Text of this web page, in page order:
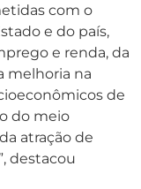
com o
e do país,
e renda, da
melhoria na
de
do meio
atração de
destacou